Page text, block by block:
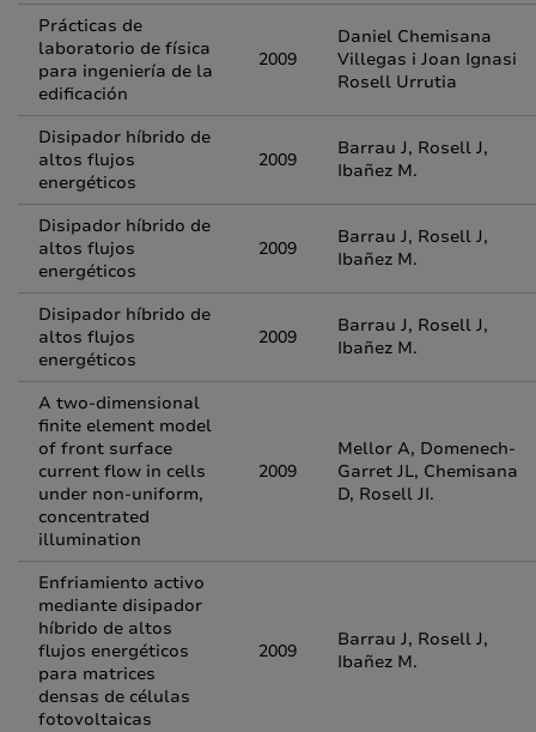
Prácticas de
laboratorio de física
para ingeniería de la
edificación
2009
Daniel Chemisana
Villegas i Joan Ignasi
Rosell Urrutia
Disipador híbrido de
altos flujos
energéticos
2009
Barrau J, Rosell J,
Ibañez M.
Disipador híbrido de
altos flujos
energéticos
2009
Barrau J, Rosell J,
Ibañez M.
Disipador híbrido de
altos flujos
energéticos
2009
Barrau J, Rosell J,
Ibañez M.
A two-dimensional
finite element model
of front surface
current flow in cells
under non-uniform,
concentrated
illumination
2009
Mellor A, Domenech-
Garret JL, Chemisana
D, Rosell JI.
Enfriamiento activo
mediante disipador
híbrido de altos
flujos energéticos
para matrices
densas de células
fotovoltaicas
2009
Barrau J, Rosell J,
Ibañez M.